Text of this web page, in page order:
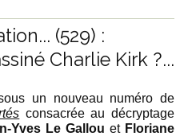
(529) :
Charlie Kirk ?...
un nouveau numéro de
consacrée au décryptage
Yves Le Gallou et Floriane